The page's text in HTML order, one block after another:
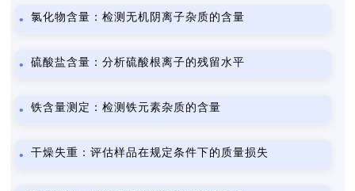
氯化物含量：检测无机阴离子杂质的含量
硫酸盐含量：分析硫酸根离子的残留水平
铁含量测定：检测铁元素杂质的含量
干燥失重：评估样品在规定条件下的质量损失